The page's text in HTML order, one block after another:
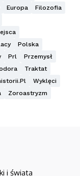
Europa
Filozofia
Polska
Prl
Przemysł
Traktat
Wyklęci
Zoroastryzm
i świata